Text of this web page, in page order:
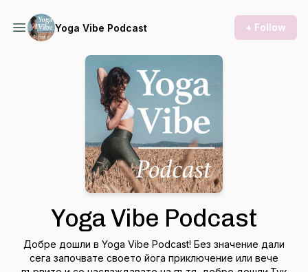
Yoga Vibe Podcast + Follow
Yoga Vibe Podcast
Добре дошли в Yoga Vibe Podcast! Без значение дали
сега започвате своето йога приключение или вече